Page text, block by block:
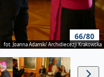
66/80
fot. Joanna Adamik/ Archidiecezji Krakowska